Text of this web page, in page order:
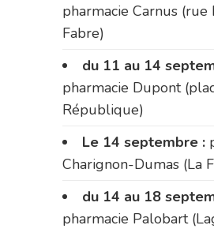
pharmacie Carnus
Fabre)
du 11 au 14
pharmacie Dupont
République)
Le 14 septembre :
Charignon-Dumas (La
du 14 au 18
pharmacie Palobart